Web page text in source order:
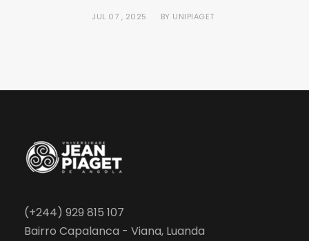
JUL 07 , 2025 BY UNIPIAGET
(+244) 929 815 107
Bairro Capalanca - Viana, Luanda